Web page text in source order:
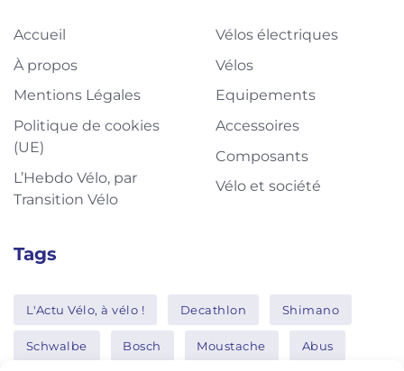
Accueil
À propos
Mentions Légales
Politique de cookies
(UE)
L’Hebdo Vélo, par
Transition Vélo
Vélos électriques
Vélos
Equipements
Accessoires
Composants
Vélo et société
Tags
L'Actu Vélo, à vélo ! Decathlon Shimano
Schwalbe Bosch Moustache Abus